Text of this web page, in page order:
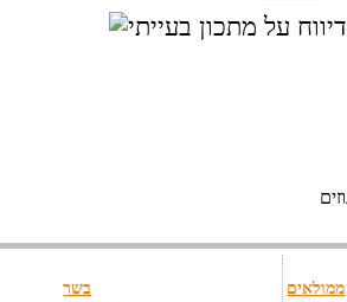
בשר
ממולאים